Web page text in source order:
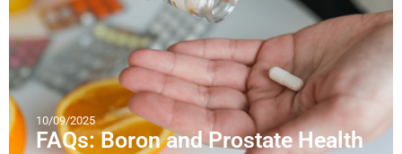
10/09/2025
FAQs: Boron and Prostate Health